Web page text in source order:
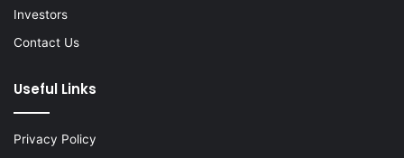
Investors
Contact Us
Useful Links
Privacy Policy